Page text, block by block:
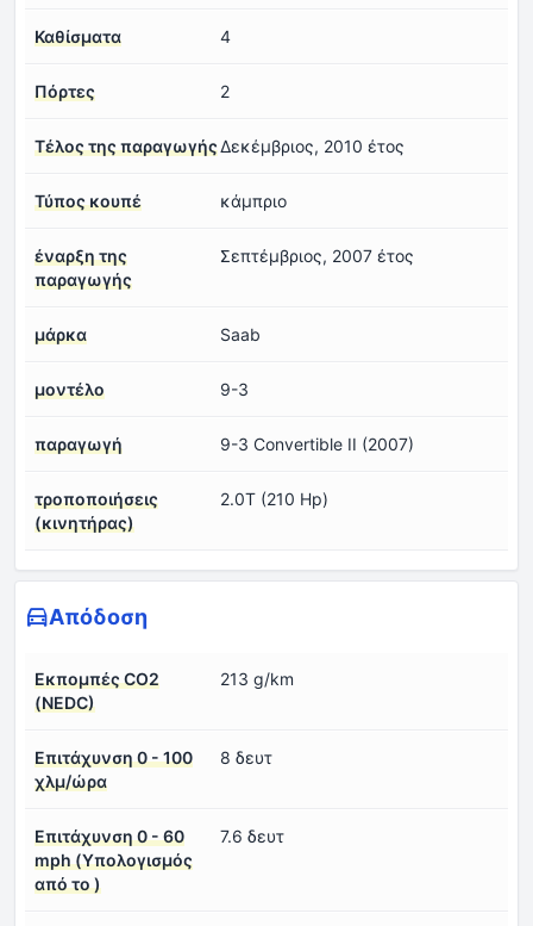
Καθίσματα 4
Πόρτες 2
Τέλος της παραγωγήςΔεκέμβριος, 2010 έτος
Τύπος κουπέ κάμπριο
έναρξη της
παραγωγής
Σεπτέμβριος, 2007 έτος
μάρκα Saab
μοντέλο 9-3
παραγωγή 9-3 Convertible II (2007)
τροποποιήσεις
(κινητήρας)
2.0T (210 Hp)
Απόδοση
Εκπομπές CO2
(NEDC)
213 g/km
Επιτάχυνση 0 - 100
χλμ/ώρα
8 δευτ
Επιτάχυνση 0 - 60
mph (Υπολογισμός
από το )
7.6 δευτ